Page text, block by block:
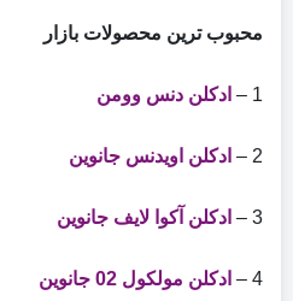
محبوب ترین محصولات بازار
1 – ادکلن دنس وومن
2 – ادکلن اویدنس جانوین
3 – ادکلن آکوا لایف جانوین
4 – ادکلن مولکول 02 جانوین